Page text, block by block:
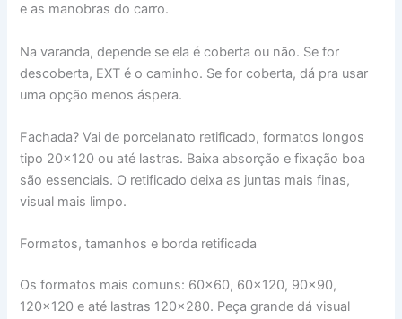
e as manobras do carro.
Na varanda, depende se ela é coberta ou não. Se for
descoberta, EXT é o caminho. Se for coberta, dá pra usar
uma opção menos áspera.
Fachada? Vai de porcelanato retificado, formatos longos
tipo 20×120 ou até lastras. Baixa absorção e fixação boa
são essenciais. O retificado deixa as juntas mais finas,
visual mais limpo.
Formatos, tamanhos e borda retificada
Os formatos mais comuns: 60×60, 60×120, 90×90,
120×120 e até lastras 120×280. Peça grande dá visual